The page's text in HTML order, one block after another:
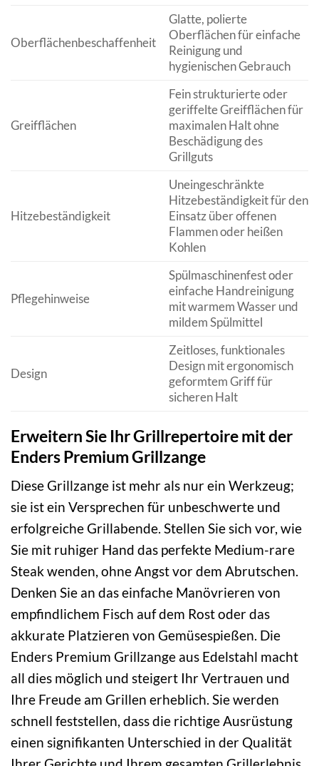
Oberflächenbeschaffenheit
Glatte, polierte
Oberflächen für einfache
Reinigung und
hygienischen Gebrauch
Greifflächen
Fein strukturierte oder
geriffelte Greifflächen für
maximalen Halt ohne
Beschädigung des
Grillguts
Hitzebeständigkeit
Uneingeschränkte
Hitzebeständigkeit für den
Einsatz über offenen
Flammen oder heißen
Kohlen
Pflegehinweise
Spülmaschinenfest oder
einfache Handreinigung
mit warmem Wasser und
mildem Spülmittel
Design
Zeitloses, funktionales
Design mit ergonomisch
geformtem Griff für
sicheren Halt
Erweitern Sie Ihr Grillrepertoire mit der
Enders Premium Grillzange
Diese Grillzange ist mehr als nur ein Werkzeug;
sie ist ein Versprechen für unbeschwerte und
erfolgreiche Grillabende. Stellen Sie sich vor, wie
Sie mit ruhiger Hand das perfekte Medium-rare
Steak wenden, ohne Angst vor dem Abrutschen.
Denken Sie an das einfache Manövrieren von
empfindlichem Fisch auf dem Rost oder das
akkurate Platzieren von Gemüsespießen. Die
Enders Premium Grillzange aus Edelstahl macht
all dies möglich und steigert Ihr Vertrauen und
Ihre Freude am Grillen erheblich. Sie werden
schnell feststellen, dass die richtige Ausrüstung
einen signifikanten Unterschied in der Qualität